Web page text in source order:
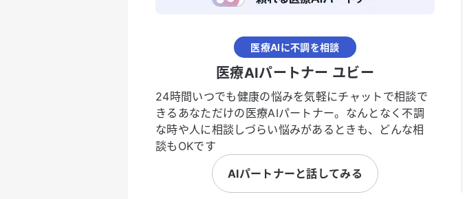
医療AIに不調を相談
医療AIパートナー ユビー
24時間いつでも健康の悩みを気軽にチャットで相談で
きるあなただけの医療AIパートナー。なんとなく不調
な時や人に相談しづらい悩みがあるときも、どんな相
談もOKです
AIパートナーと話してみる